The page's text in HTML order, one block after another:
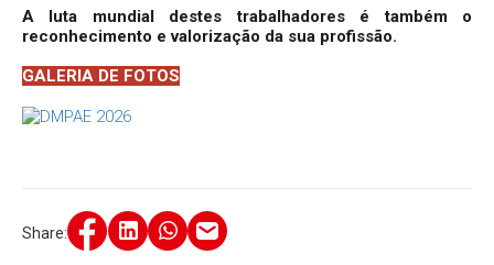
A luta mundial destes trabalhadores é também o
reconhecimento e valorização da sua profissão.
GALERIA DE FOTOS
Share: